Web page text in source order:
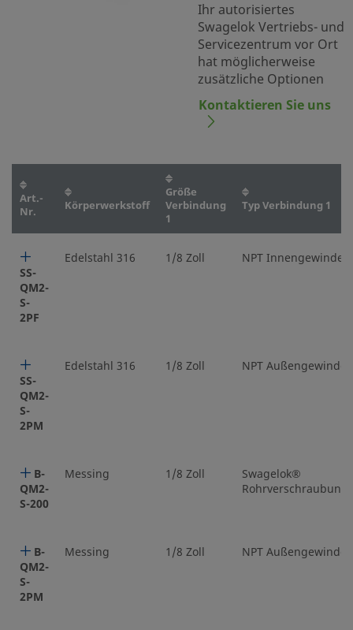
Ihr autorisiertes
Swagelok Vertriebs- und
Servicezentrum vor Ort
hat möglicherweise
zusätzliche Optionen
Kontaktieren Sie uns
Art.-
Nr.
Körperwerkstoff
Größe
Verbindung
1
Typ Verbindung 1
SS-
QM2-
S-
2PF
Edelstahl 316 1/8 Zoll NPT Innengewinde
SS-
QM2-
S-
2PM
Edelstahl 316 1/8 Zoll NPT Außengewinde
B-
QM2-
S-200
Messing 1/8 Zoll
Swagelok®
Rohrverschraubung
B-
QM2-
S-
2PM
Messing 1/8 Zoll NPT Außengewinde